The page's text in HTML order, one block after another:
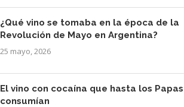
¿Qué vino se tomaba en la época de la
Revolución de Mayo en Argentina?
25 mayo, 2026
El vino con cocaína que hasta los Papas
consumían